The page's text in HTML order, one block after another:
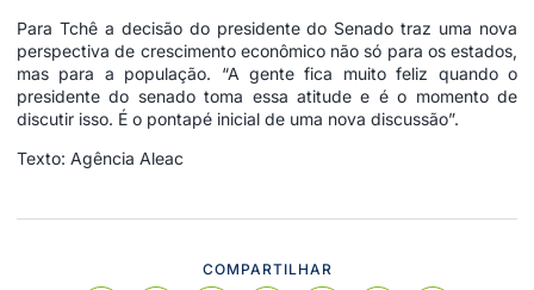
Para Tchê a decisão do presidente do Senado traz uma nova
perspectiva de crescimento econômico não só para os estados,
mas para a população. “A gente fica muito feliz quando o
presidente do senado toma essa atitude e é o momento de
discutir isso. É o pontapé inicial de uma nova discussão”.
Texto: Agência Aleac
COMPARTILHAR